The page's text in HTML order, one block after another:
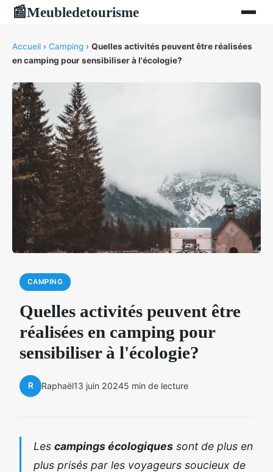
📰Meubledetourisme
Accueil › Camping › Quelles activités peuvent être réalisées
en camping pour sensibiliser à l'écologie?
CAMPING
Quelles activités peuvent être
réalisées en camping pour
sensibiliser à l'écologie?
R Raphaël13 juin 20245 min de lecture
Les campings écologiques sont de plus en
plus prisés par les voyageurs soucieux de